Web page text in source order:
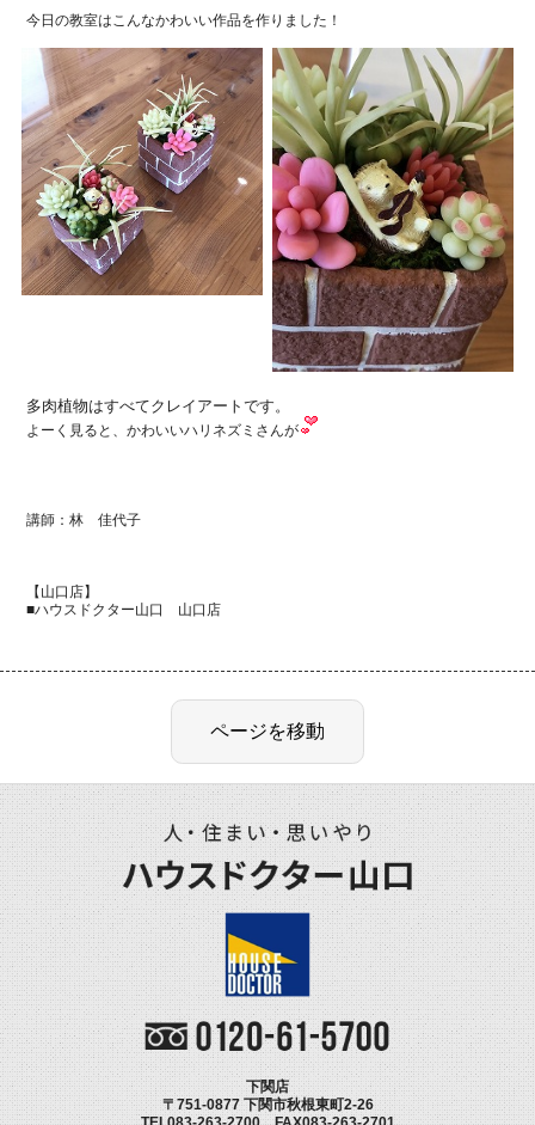
今日の教室はこんなかわいい作品を作りました！
多肉植物はすべてクレイアートです。
よーく見ると、かわいいハリネズミさんが
講師：林 佳代子
【山口店】
■ハウスドクター山口 山口店
下関店
〒751-0877 下関市秋根東町2-26